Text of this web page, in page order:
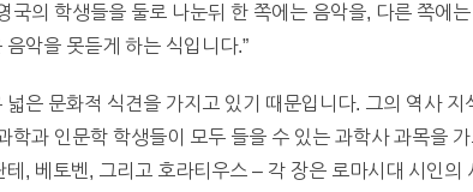
국의 학생들을 둘로 나눈뒤 한 쪽에는 음악을, 다른 쪽에
악을 못듣게 하는 식입니다.”
은 문화적 식견을 가지고 있기 때문입니다. 그의 역사
학과 인문학 학생들이 모두 들을 수 있는 과학사 과목을
, 베토벤, 그리고 호라티우스 – 각 장은 로마시대 시인